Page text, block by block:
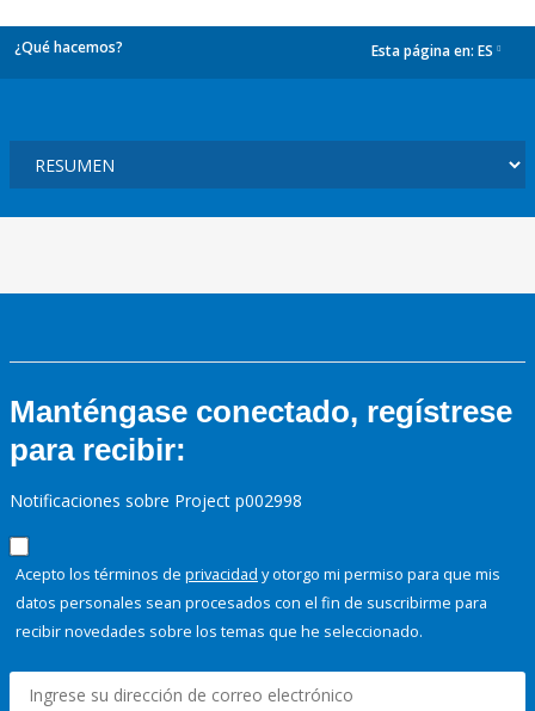
¿Qué hacemos? Esta página en: ES
Manténgase conectado, regístrese
para recibir:
Notificaciones sobre Project p002998
Acepto los términos de privacidad y otorgo mi permiso para que mis
datos personales sean procesados con el fin de suscribirme para
recibir novedades sobre los temas que he seleccionado.